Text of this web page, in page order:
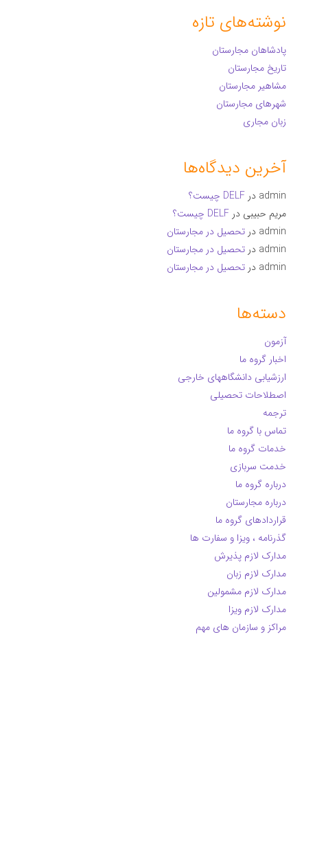
نوشته‌های تازه
پادشاهان مجارستان
تاریخ مجارستان
مشاهیر مجارستان
شهرهای مجارستان
زبان مجاری
آخرین دیدگاه‌ها
admin در DELF چیست؟
مریم حبیبی در DELF چیست؟
admin در تحصیل در مجارستان
admin در تحصیل در مجارستان
admin در تحصیل در مجارستان
دسته‌ها
آزمون
اخبار گروه ما
ارزشیابی دانشگاههای خارجی
اصطلاحات تحصیلی
ترجمه
تماس با گروه ما
خدمات گروه ما
خدمت سربازی
درباره گروه ما
درباره مجارستان
قراردادهای گروه ما
گذرنامه ، ویزا و سفارت ها
مدارک لازم پذیرش
مدارک لازم زبان
مدارک لازم مشمولین
مدارک لازم ویزا
مراکز و سازمان های مهم